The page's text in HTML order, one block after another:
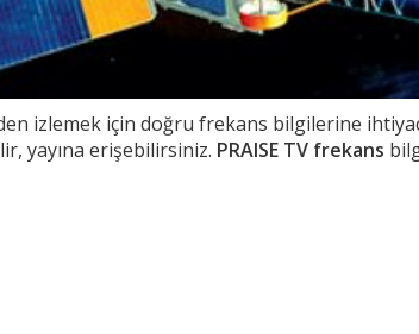
izlemek için doğru frekans bilgilerine
yayına erişebilirsiniz. PRAISE TV frekans